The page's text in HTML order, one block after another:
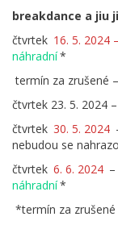
breakdance a jiu
čtvrtek 16. 5. 2024
náhradní*
termín za zrušené
čtvrtek 23. 5. 2024
čtvrtek 30. 5. 2024
nebudou se
čtvrtek 6. 6. 2024 –
náhradní*
*termín za zrušené